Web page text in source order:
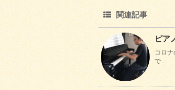
関連記事
ピア
コロ
で …